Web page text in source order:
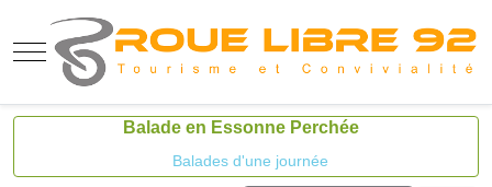
Mobile Menu Toggle
Balade en Essonne Perchée
Balades d'une journée